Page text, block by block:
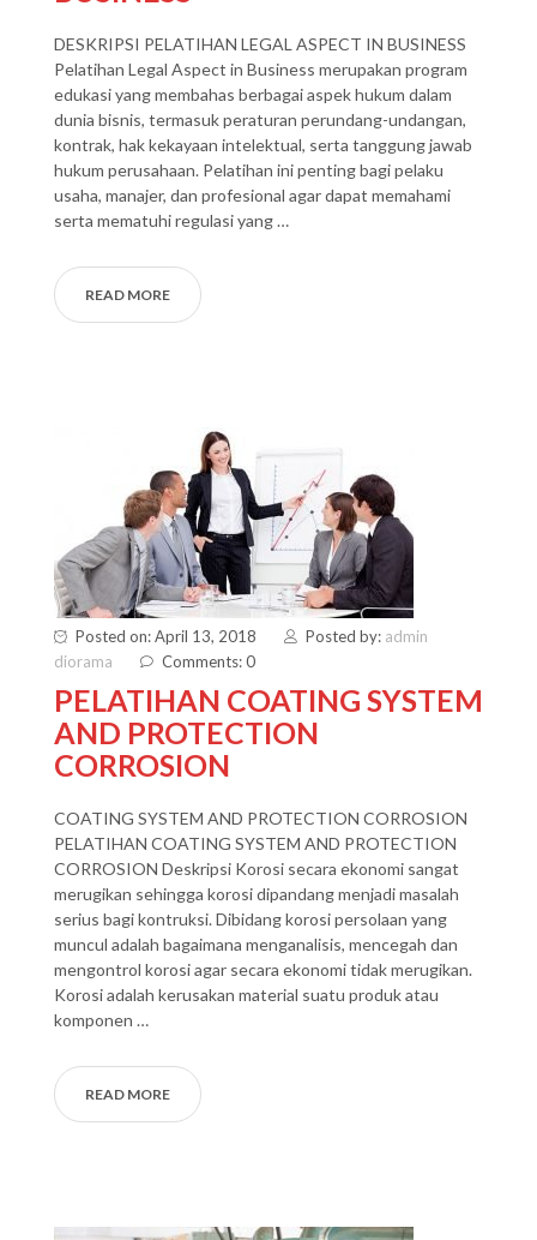
DESKRIPSI PELATIHAN LEGAL ASPECT IN BUSINESS
Pelatihan Legal Aspect in Business merupakan program
edukasi yang membahas berbagai aspek hukum dalam
dunia bisnis, termasuk peraturan perundang-undangan,
kontrak, hak kekayaan intelektual, serta tanggung jawab
hukum perusahaan. Pelatihan ini penting bagi pelaku
usaha, manajer, dan profesional agar dapat memahami
serta mematuhi regulasi yang …
READ MORE
Posted on: April 13, 2018 Posted by: admin
diorama
Comments: 0
PELATIHAN COATING SYSTEM
AND PROTECTION
CORROSION
COATING SYSTEM AND PROTECTION CORROSION
PELATIHAN COATING SYSTEM AND PROTECTION
CORROSION Deskripsi Korosi secara ekonomi sangat
merugikan sehingga korosi dipandang menjadi masalah
serius bagi kontruksi. Dibidang korosi persolaan yang
muncul adalah bagaimana menganalisis, mencegah dan
mengontrol korosi agar secara ekonomi tidak merugikan.
Korosi adalah kerusakan material suatu produk atau
komponen …
READ MORE